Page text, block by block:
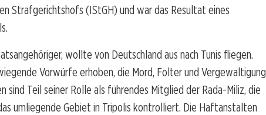
Strafgerichtshofs (IStGH) und war das Resultat eines
wollte von Deutschland aus nach Tunis fliegen.
Vorwürfe erhoben, die Mord, Folter und Vergewaltigung
sind Teil seiner Rolle als führendes Mitglied der Rada-Miliz, die
umliegende Gebiet in Tripolis kontrolliert. Die Haftanstalten